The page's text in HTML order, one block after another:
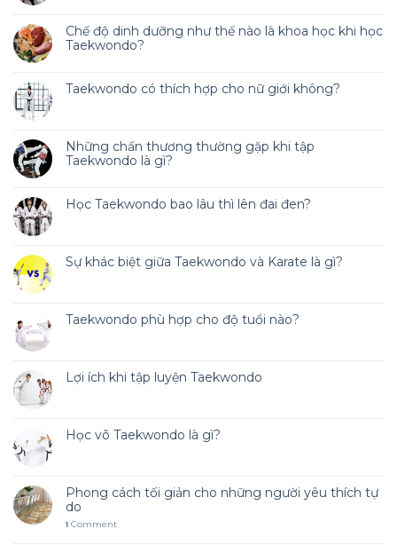
Chế độ dinh dưỡng như thế nào là khoa học khi học
Taekwondo?
Taekwondo có thích hợp cho nữ giới không?
Những chấn thương thường gặp khi tập
Taekwondo là gì?
Học Taekwondo bao lâu thì lên đai đen?
Sự khác biệt giữa Taekwondo và Karate là gì?
Taekwondo phù hợp cho độ tuổi nào?
Lợi ích khi tập luyện Taekwondo
Học võ Taekwondo là gì?
Phong cách tối giản cho những người yêu thích tự
do
1 Comment